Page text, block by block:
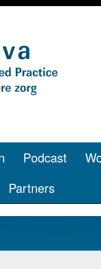
Je bent jong en
pen? Dat
Podcast
Partners